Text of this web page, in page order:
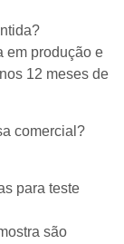
em produção e
12 meses de
comercial?
para teste
são